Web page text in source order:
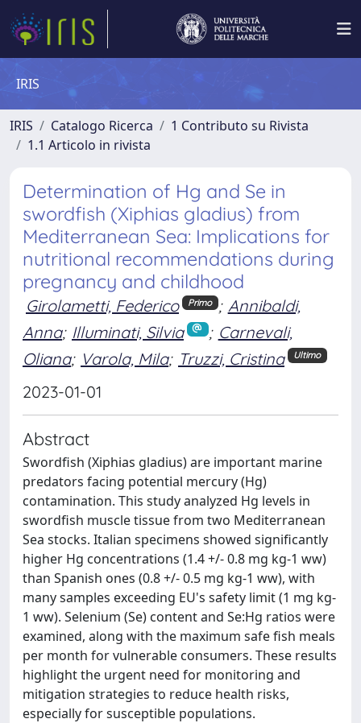
IRIS
IRIS Catalogo Ricerca
1 Contributo su Rivista
1.1 Articolo in rivista
Determination of Hg and Se in
swordfish (Xiphias gladius) from
Mediterranean Sea: Implications for
nutritional recommendations during
pregnancy and childhood
Girolametti, Federico Primo ; Annibaldi,
Anna; Illuminati, Silvia ; Carnevali,
Oliana; Varola, Mila; Truzzi, Cristina Ultimo
2023-01-01
Abstract
Swordfish (Xiphias gladius) are important marine
predators facing potential mercury (Hg)
contamination. This study analyzed Hg levels in
swordfish muscle tissue from two Mediterranean
Sea stocks. Italian specimens showed significantly
higher Hg concentrations (1.4 +/- 0.8 mg kg-1 ww)
than Spanish ones (0.8 +/- 0.5 mg kg-1 ww), with
many samples exceeding EU's safety limit (1 mg kg-
1 ww). Selenium (Se) content and Se:Hg ratios were
examined, along with the maximum safe fish meals
per month for vulnerable consumers. These results
highlight the urgent need for monitoring and
mitigation strategies to reduce health risks,
especially for susceptible populations.